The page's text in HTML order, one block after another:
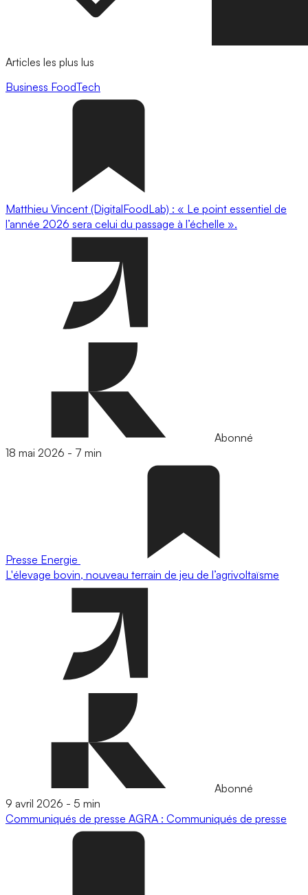
Articles les plus lus
Business FoodTech
Matthieu Vincent (DigitalFoodLab) : « Le point essentiel de
l’année 2026 sera celui du passage à l’échelle ».
Abonné
18 mai 2026 - 7 min
Presse Energie
L'élevage bovin, nouveau terrain de jeu de l’agrivoltaïsme
Abonné
9 avril 2026 - 5 min
Communiqués de presse AGRA : Communiqués de presse